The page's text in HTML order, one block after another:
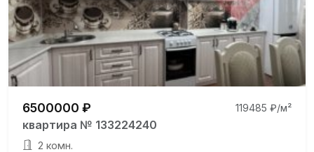
6500000 ₽ 119485 ₽/м²
квартира № 133224240
2 комн.